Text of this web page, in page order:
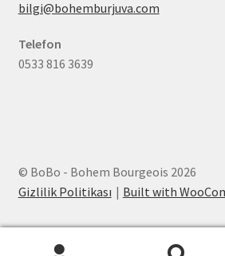
bilgi@bohemburjuva.com
Telefon
0533 816 3639
© BoBo - Bohem Bourgeois 2026
Gizlilik Politikası
Built with